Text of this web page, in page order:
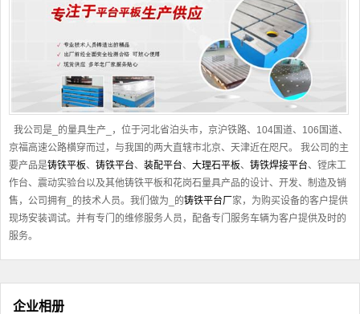
我公司是_的量具生产_，位于河北省泊头市，京沪铁路、104国道、106国道、
京福高速公路横穿而过，与我国的两大直辖市北京、天津近在咫尺。 我公司的主
要产品是铸铁平板、 铸铁平台、 装配平台、 大理石平板、 铸铁焊接平台、镗床工
作台、震动实验台以及其他铸铁平板和花岗石量具产品的设计、开发、制造及销
售，公司拥有_的技术人员。我们做为_的铸铁平台厂家，为购买设备的客户提供
现场安装调试。并有专门的维修服务人员，配备专门服务车辆为客户提供及时的
服务。
企业相册